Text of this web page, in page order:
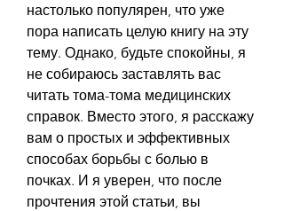
настолько популярен, что уже
пора написать целую книгу на эту
тему. Однако, будьте спокойны, я
не собираюсь заставлять вас
читать тома-тома медицинских
справок. Вместо этого, я расскажу
вам о простых и эффективных
способах борьбы с болью в
почках. И я уверен, что после
прочтения этой статьи, вы